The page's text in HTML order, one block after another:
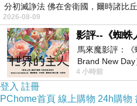
分初滅諍法 佛在舍衛國，爾時諸比
2026-08-09
馬來魔影評：
Brand New
之】：一個失去
4 小時前
登入 註冊
PChome首頁 線上購物 24h購物